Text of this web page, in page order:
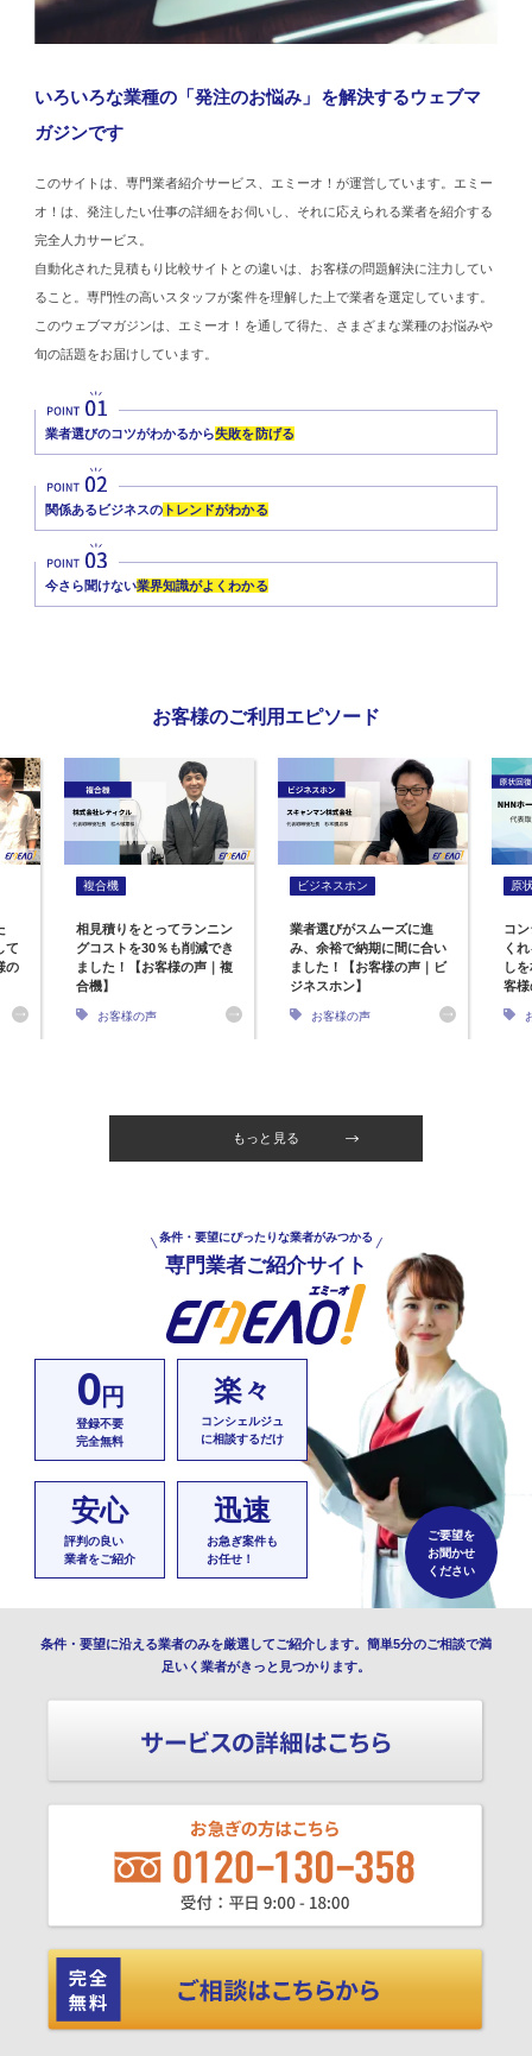
いろいろな業種の「発注のお悩み」を解決するウェブマ
ガジンです
このサイトは、専門業者紹介サービス、エミーオ！が運営しています。エミー
オ！は、発注したい仕事の詳細をお伺いし、それに応えられる業者を紹介する
完全人力サービス。
自動化された見積もり比較サイトとの違いは、お客様の問題解決に注力してい
ること。専門性の高いスタッフが案件を理解した上で業者を選定しています。
このウェブマガジンは、エミーオ！を通して得た、さまざまな業種のお悩みや
旬の話題をお届けしています。
業者選びのコツがわかるから失敗を防げる
関係あるビジネスの トレンドがわかる
今さら聞けない業界知識がよくわかる
お客様のご利用エピソード
て
の
複合機
相見積りをとってランニン
グコストを30％も削減でき
ました！【お客様の声｜複
合機】
お客様の声
ビジネスホン
業者選びがスムーズに進
み、余裕で納期に間に合い
ました！【お客様の声｜ビ
ジネスホン】
お客様の声
原
コ
く
し
客
もっと見る
条件・要望にぴったりな業者がみつかる
専門業者ご紹介サイト
0円
登録不要
完全無料
楽々
コンシェルジュ
に相談するだけ
安心
評判の良い
業者をご紹介
迅速
お急ぎ案件も
お任せ！
ご要望を
お聞かせ
ください
条件・要望に沿える業者のみを厳選してご紹介します。簡単5分のご相談で満
足いく業者がきっと見つかります。